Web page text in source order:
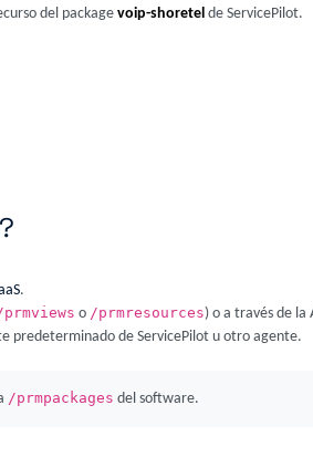
del package voip-shoretel de ServicePilot.
.
o /prmresources) o a través de la
predeterminado de ServicePilot u otro agente.
/prmpackages del software.